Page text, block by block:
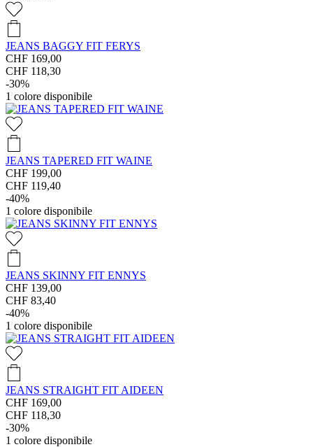
JEANS BAGGY FIT FERYS
CHF 169,00
CHF 118,30
-30%
1 colore disponibile
JEANS TAPERED FIT WAINE
CHF 199,00
CHF 119,40
-40%
1 colore disponibile
JEANS SKINNY FIT ENNYS
CHF 139,00
CHF 83,40
-40%
1 colore disponibile
JEANS STRAIGHT FIT AIDEEN
CHF 169,00
CHF 118,30
-30%
1 colore disponibile